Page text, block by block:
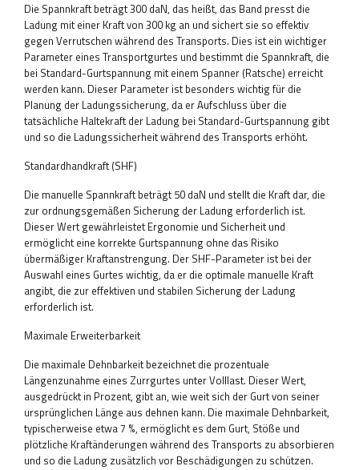
Die Spannkraft beträgt 300 daN, das heißt, das Band presst die
Ladung mit einer Kraft von 300 kg an und sichert sie so effektiv
gegen Verrutschen während des Transports. Dies ist ein wichtiger
Parameter eines Transportgurtes und bestimmt die Spannkraft, die
bei Standard-Gurtspannung mit einem Spanner (Ratsche) erreicht
werden kann. Dieser Parameter ist besonders wichtig für die
Planung der Ladungssicherung, da er Aufschluss über die
tatsächliche Haltekraft der Ladung bei Standard-Gurtspannung gibt
und so die Ladungssicherheit während des Transports erhöht.
Standardhandkraft (SHF)
Die manuelle Spannkraft beträgt 50 daN und stellt die Kraft dar, die
zur ordnungsgemäßen Sicherung der Ladung erforderlich ist.
Dieser Wert gewährleistet Ergonomie und Sicherheit und
ermöglicht eine korrekte Gurtspannung ohne das Risiko
übermäßiger Kraftanstrengung. Der SHF-Parameter ist bei der
Auswahl eines Gurtes wichtig, da er die optimale manuelle Kraft
angibt, die zur effektiven und stabilen Sicherung der Ladung
erforderlich ist.
Maximale Erweiterbarkeit
Die maximale Dehnbarkeit bezeichnet die prozentuale
Längenzunahme eines Zurrgurtes unter Volllast. Dieser Wert,
ausgedrückt in Prozent, gibt an, wie weit sich der Gurt von seiner
ursprünglichen Länge aus dehnen kann. Die maximale Dehnbarkeit,
typischerweise etwa 7 %, ermöglicht es dem Gurt, Stöße und
plötzliche Kraftänderungen während des Transports zu absorbieren
und so die Ladung zusätzlich vor Beschädigungen zu schützen.